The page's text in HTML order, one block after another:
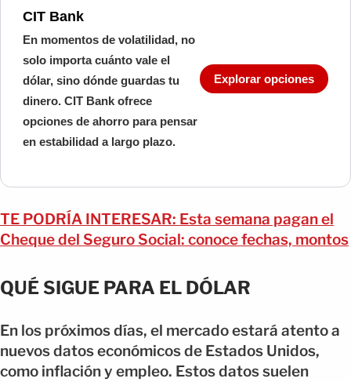
CIT Bank
En momentos de volatilidad, no
solo importa cuánto vale el
dólar, sino dónde guardas tu
dinero. CIT Bank ofrece
opciones de ahorro para pensar
en estabilidad a largo plazo.
Explorar opciones
TE PODRÍA INTERESAR: Esta semana pagan el
Cheque del Seguro Social: conoce fechas, montos
QUÉ SIGUE PARA EL DÓLAR
En los próximos días, el mercado estará atento a
nuevos datos económicos de Estados Unidos,
como inflación y empleo. Estos datos suelen